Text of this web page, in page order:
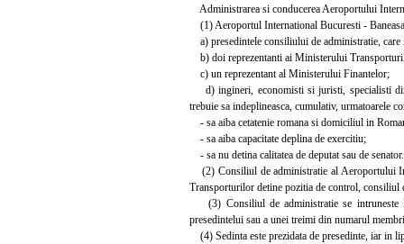
Administrarea si conducerea Aeroportului
(1) Aeroportul International Bucuresti -
a) presedintele consiliului de administratie,
b) doi reprezentanti ai Ministerului
c) un reprezentant al Ministerului Finantelor;
d) ingineri, economisti si juristi, specialisti din
trebuie sa indeplineasca, cumulativ, urmatoarele
- sa aiba cetatenie romana si domiciliul in
- sa aiba capacitate deplina de exercitiu;
- sa nu detina calitatea de deputat sau de senator.
(2) Consiliul de administratie al Aeroportului
Transporturilor detine pozitia de control,
(3) Consiliul de administratie se intruneste
presedintelui sau a unei treimi din numarul
(4) Sedinta este prezidata de presedinte, iar in